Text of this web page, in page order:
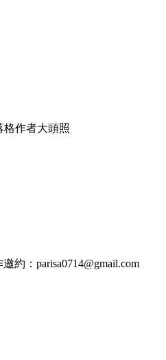
格作者大頭照
約：parisa0714@gmail.com